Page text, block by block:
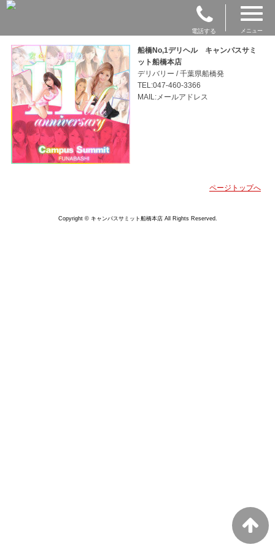
電話する メニュー
船橋No,1デリヘル キャンパスサミ
ット船橋本店
デリバリー / 千葉県船橋発
TEL:047-460-3366
MAIL:メールアドレス
ページトップへ
Copyright © キャンパスサミット船橋本店 All Rights Reserved.